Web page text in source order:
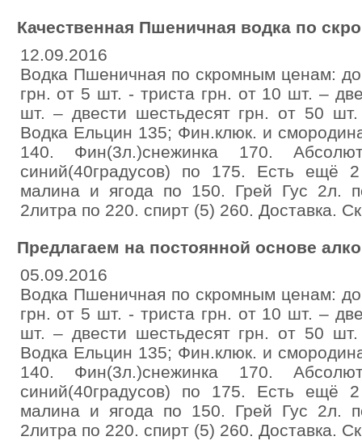
Качественная Пшеничная водка по
12.09.2016
Водка Пшеничная по скромным ценам: до
грн. от 5 шт. - триста грн. от 10 шт. –
шт. – двести шестьдесят грн. от 50 шт.
Водка Ельцин 135; Фин.клюк. и
140. Фин(3л.)снежинка 170.
синий(40градусов) по 175. Есть ещё
малина и ягода по 150. Грей Гус 2л.
2литра по 220. спирт (5) 260. Доставка.
Предлагаем на постоянной основе
05.09.2016
Водка Пшеничная по скромным ценам: до
грн. от 5 шт. - триста грн. от 10 шт. –
шт. – двести шестьдесят грн. от 50 шт.
Водка Ельцин 135; Фин.клюк. и
140. Фин(3л.)снежинка 170.
синий(40градусов) по 175. Есть ещё
малина и ягода по 150. Грей Гус 2л.
2литра по 220. спирт (5) 260. Доставка.